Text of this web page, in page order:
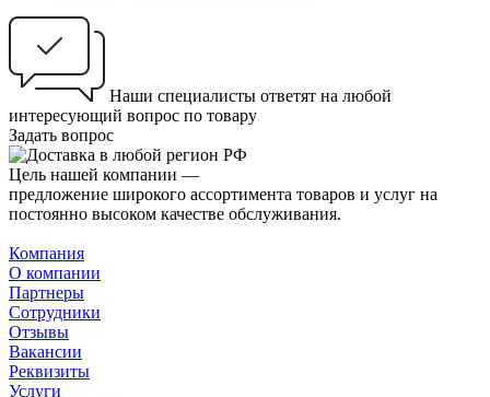
Наши специалисты ответят на любой
интересующий вопрос по товару
Задать вопрос
Цель нашей компании —
предложение широкого ассортимента товаров и услуг на
постоянно высоком качестве обслуживания.
Компания
О компании
Партнеры
Сотрудники
Отзывы
Вакансии
Реквизиты
Услуги